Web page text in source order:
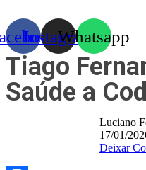
InstagramWhatsapp
Tiago
Saúde a
Luciano
17/01/
Deixar